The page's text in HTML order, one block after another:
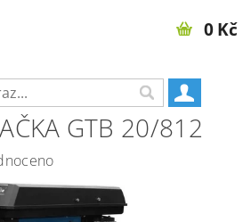
0 Kč
GTB 20/812